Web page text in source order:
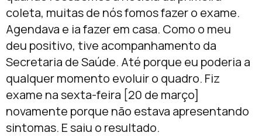
coleta, muitas de nós fomos fazer o exame.
Agendava e ia fazer em casa. Como o meu
deu positivo, tive acompanhamento da
Secretaria de Saúde. Até porque eu poderia a
qualquer momento evoluir o quadro. Fiz
exame na sexta-feira [20 de março]
novamente porque não estava apresentando
sintomas. E saiu o resultado.